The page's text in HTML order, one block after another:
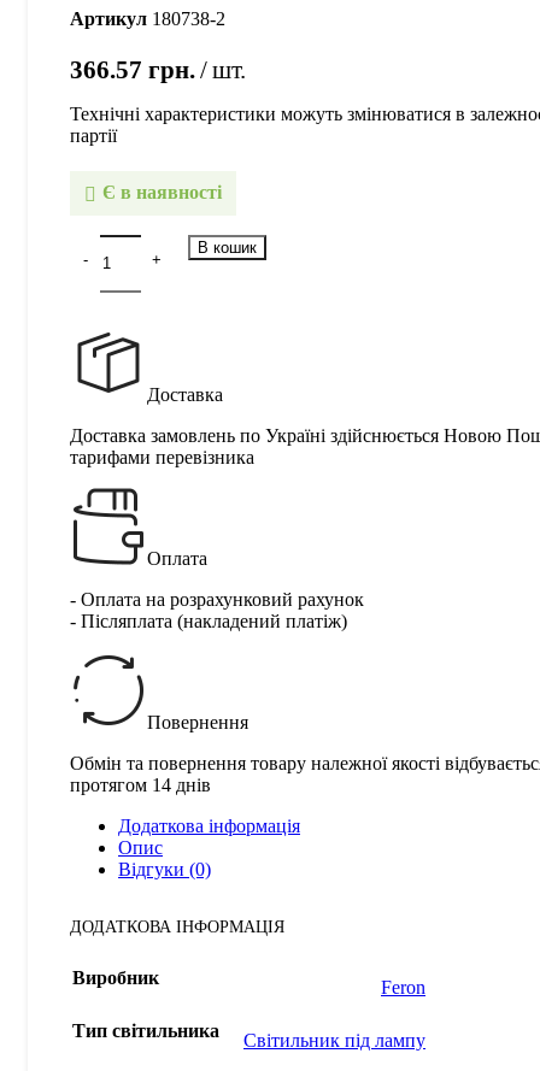
Артикул 180738-2
366.57 грн. шт.
Технічні характеристики можуть змінюватися в
партії
Є в наявності
В кошик
Доставка
Доставка замовлень по Україні здійснюється Новою
тарифами перевізника
Оплата
- Оплата на розрахунковий рахунок
- Післяплата (накладений платіж)
Повернення
Обмін та повернення товару належної якості
протягом 14 днів
Додаткова інформація
Опис
Відгуки (0)
ДОДАТКОВА ІНФОРМАЦІЯ
Виробник Feron
Тип світильника Світильник під лампу